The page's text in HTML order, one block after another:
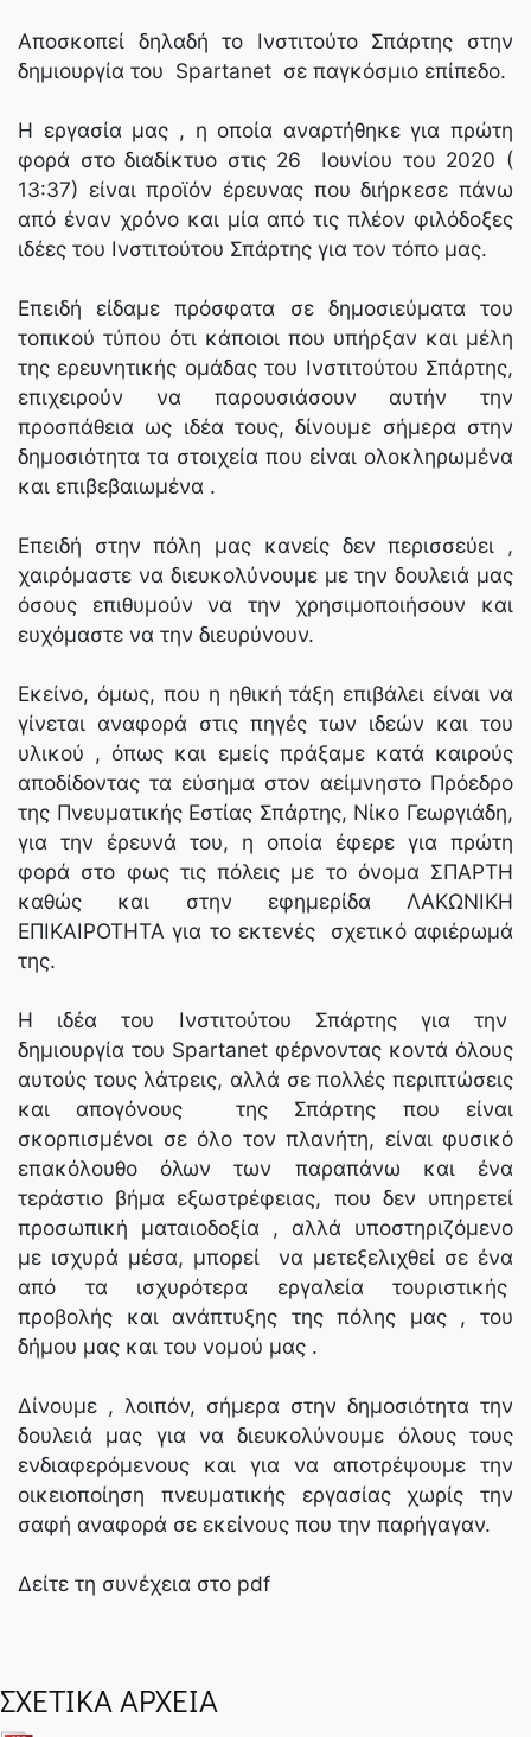
Αποσκοπεί δηλαδή το Ινστιτούτο Σπάρτης στην
δημιουργία του Spartanet σε παγκόσμιο επίπεδο.
Η εργασία μας , η οποία αναρτήθηκε για πρώτη
φορά στο διαδίκτυο στις 26 Ιουνίου του 2020 (
13:37) είναι προϊόν έρευνας που διήρκεσε πάνω
από έναν χρόνο και μία από τις πλέον φιλόδοξες
ιδέες του Ινστιτούτου Σπάρτης για τον τόπο μας.
Επειδή είδαμε πρόσφατα σε δημοσιεύματα του
τοπικού τύπου ότι κάποιοι που υπήρξαν και μέλη
της ερευνητικής ομάδας του Ινστιτούτου Σπάρτης,
επιχειρούν να παρουσιάσουν αυτήν την
προσπάθεια ως ιδέα τους, δίνουμε σήμερα στην
δημοσιότητα τα στοιχεία που είναι ολοκληρωμένα
και επιβεβαιωμένα .
Επειδή στην πόλη μας κανείς δεν περισσεύει ,
χαιρόμαστε να διευκολύνουμε με την δουλειά μας
όσους επιθυμούν να την χρησιμοποιήσουν και
ευχόμαστε να την διευρύνουν.
Εκείνο, όμως, που η ηθική τάξη επιβάλει είναι να
γίνεται αναφορά στις πηγές των ιδεών και του
υλικού , όπως και εμείς πράξαμε κατά καιρούς
αποδίδοντας τα εύσημα στον αείμνηστο Πρόεδρο
της Πνευματικής Εστίας Σπάρτης, Νίκο Γεωργιάδη,
για την έρευνά του, η οποία έφερε για πρώτη
φορά στο φως τις πόλεις με το όνομα ΣΠΑΡΤΗ
καθώς και στην εφημερίδα ΛΑΚΩΝΙΚΗ
ΕΠΙΚΑΙΡΟΤΗΤΑ για το εκτενές σχετικό αφιέρωμά
της.
Η ιδέα του Ινστιτούτου Σπάρτης για την
δημιουργία του Spartanet φέρνοντας κοντά όλους
αυτούς τους λάτρεις, αλλά σε πολλές περιπτώσεις
και απογόνους της Σπάρτης που είναι
σκορπισμένοι σε όλο τον πλανήτη, είναι φυσικό
επακόλουθο όλων των παραπάνω και ένα
τεράστιο βήμα εξωστρέφειας, που δεν υπηρετεί
προσωπική ματαιοδοξία , αλλά υποστηριζόμενο
με ισχυρά μέσα, μπορεί να μετεξελιχθεί σε ένα
από τα ισχυρότερα εργαλεία τουριστικής
προβολής και ανάπτυξης της πόλης μας , του
δήμου μας και του νομού μας .
Δίνουμε , λοιπόν, σήμερα στην δημοσιότητα την
δουλειά μας για να διευκολύνουμε όλους τους
ενδιαφερόμενους και για να αποτρέψουμε την
οικειοποίηση πνευματικής εργασίας χωρίς την
σαφή αναφορά σε εκείνους που την παρήγαγαν.
Δείτε τη συνέχεια στο pdf
ΣΧΕΤΙΚΑ ΑΡΧΕΙΑ